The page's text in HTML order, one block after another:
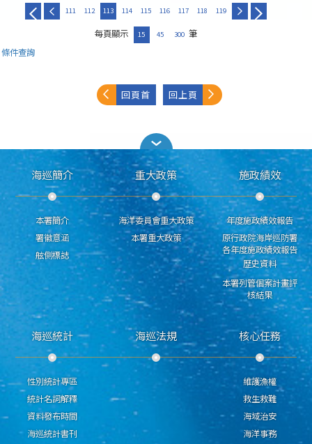
111 112 113 114 115 116 117 118 119
每頁顯示 15 45 300 筆
條件查詢
回頁首 回上頁
海巡簡介
本署簡介
署徽意涵
舷側標誌
重大政策
海洋委員會重大政策
本署重大政策
施政績效
年度施政績效報告
原行政院海岸巡防署
各年度施政績效報告
歷史資料
本署列管個案計畫評
核結果
海巡統計
性別統計專區
統計名詞解釋
資料發布時間
海巡統計書刊
海巡法規 核心任務
維護漁權
救生救難
海域治安
海洋事務